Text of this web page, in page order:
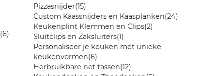
(6)
Pizzasnijder(15)
Custom Kaassnijders en Kaasplanken(24)
Keukenplint Klemmen en Clips(2)
Sluitclips en Zaksluiters(1)
Personaliseer je keuken met unieke
keukenvormen(6)
Herbruikbare net tassen(12)